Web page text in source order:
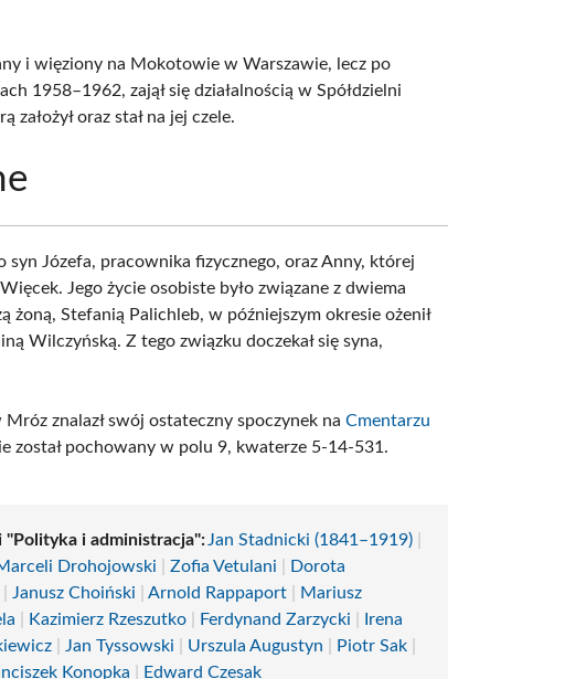
i więziony na Mokotowie w Warszawie, lecz po
1958–1962, zajął się działalnością w Spółdzielni
oraz stał na jej czele.
syn Józefa, pracownika fizycznego, oraz Anny, której
Jego życie osobiste było związane z dwiema
żoną, Stefanią Palichleb, w późniejszym okresie ożenił
Wilczyńską. Z tego związku doczekał się syna,
Mróz znalazł swój ostateczny spoczynek naCmentarzu
został pochowany w polu 9, kwaterze 5-14-531.
i administracja": Jan Stadnicki (1841–1919)
Drohojowski |Zofia Vetulani
Dorota
Janusz Choiński |Arnold Rappaport
Mariusz
Kazimierz Rzeszutko Ferdynand Zarzycki
Irena
Jan Tyssowski Urszula Augustyn Piotr Sak
Konopka Edward Czesak